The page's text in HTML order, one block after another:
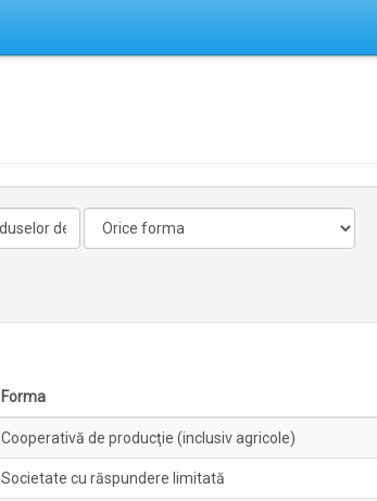
Forma
Cooperativă de producţie (inclusiv agricole)
Societate cu răspundere limitată